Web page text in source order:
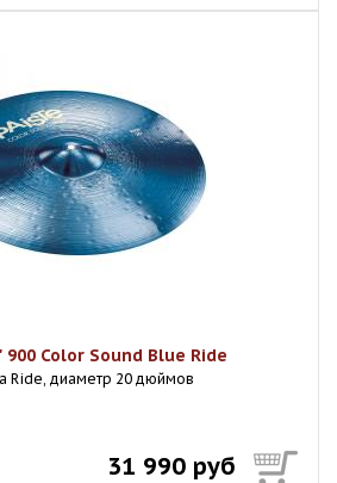
900 Color Sound Blue Ride
Ride, диаметр 20 дюймов
31 990 руб